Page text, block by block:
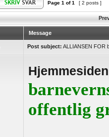
Page 1 of1 [ 2 posts ]
Message
Post subject: ALLIANSEN FOR
offentlig